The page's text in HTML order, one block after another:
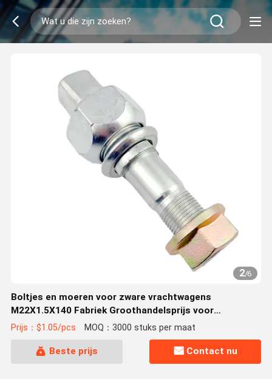
2/6
Boltjes en moeren voor zware vrachtwagens
M22X1.5X140 Fabriek Groothandelsprijs voor
verschillende vrachtwagens
Prijs：$1.05/pcs MOQ：3000 stuks per maat
Beste prijs Contact nu